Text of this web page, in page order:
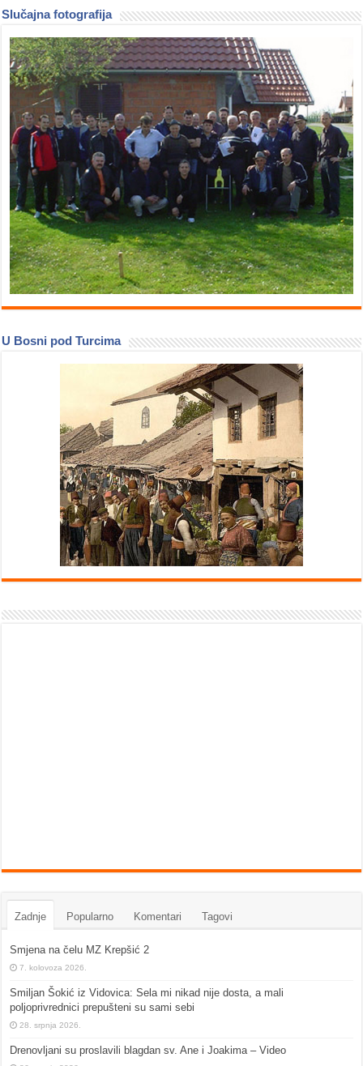
Slučajna fotografija
U Bosni pod Turcima
Zadnje Popularno Komentari Tagovi
Smjena na čelu MZ Krepšić 2
7. kolovoza 2026.
Smiljan Šokić iz Vidovica: Sela mi nikad nije dosta, a mali
poljoprivrednici prepušteni su sami sebi
28. srpnja 2026.
Drenovljani su proslavili blagdan sv. Ane i Joakima – Video